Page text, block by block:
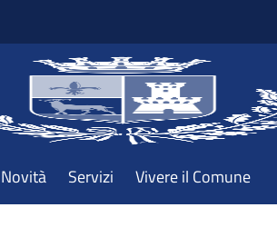
Novità Servizi Vivere il Comune